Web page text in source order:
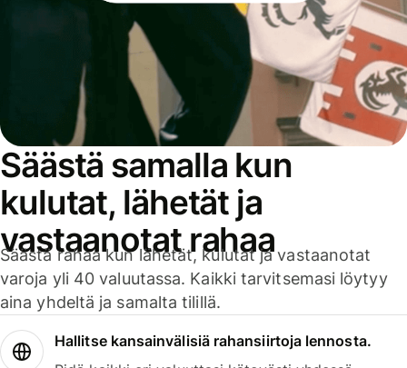
Säästä samalla kun
kulutat, lähetät ja
vastaanotat rahaa
Säästä rahaa kun lähetät, kulutat ja vastaanotat
varoja yli 40 valuutassa. Kaikki tarvitsemasi löytyy
aina yhdeltä ja samalta tilillä.
Hallitse kansainvälisiä rahansiirtoja lennosta.